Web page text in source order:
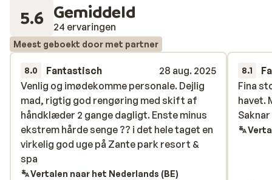
5.6 Gemiddeld
24 ervaringen
Meest geboekt door met partner
8.0 Fantastisch
28 aug. 2025
Venlig og imødekomme personale. Dejlig
mad, rigtig god rengøring med skift af
håndklæder 2 gange dagligt. Enste minus
ekstrem hårde senge ?? i det hele taget en
virkelig god uge på Zante park resort &
spa
Venlig og imødekomme personale. Dejlig
mad, rigtig god rengøring med skift af
håndklæder 2 gange dagligt. Enste minus
ekstrem hårde senge ?? i det hele taget en
virkelig god uge på Zante park resort &
spa
Vertalen naar het Nederlands (BE)
8.1
Fina
havet.
Fina
havet.